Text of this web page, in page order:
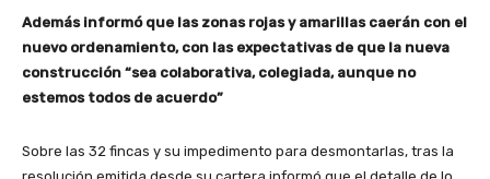
Además informó que las zonas rojas y amarillas caerán con el
nuevo ordenamiento, con las expectativas de que la nueva
construcción “sea colaborativa, colegiada, aunque no
estemos todos de acuerdo”
Sobre las 32 fincas y su impedimento para desmontarlas, tras la